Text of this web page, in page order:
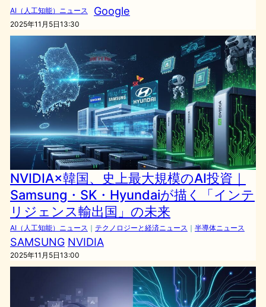
AI（人工知能）ニュース Google
2025年11月5日13:30
NVIDIA×韓国、史上最大規模のAI投資｜
Samsung・SK・Hyundaiが描く「インテ
リジェンス輸出国」の未来
AI（人工知能）ニュース ｜ テクノロジーと経済ニュース ｜ 半導体ニュース
SAMSUNG NVIDIA
2025年11月5日13:00